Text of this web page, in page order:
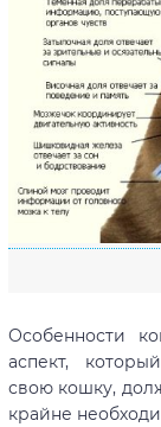
Особенности
аспект,
свою кошку,
крайне